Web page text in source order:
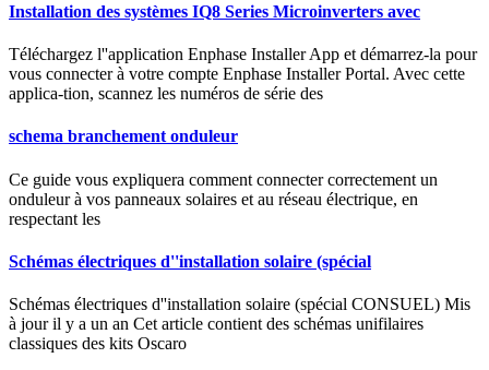
Installation des systèmes IQ8 Series Microinverters avec
Téléchargez l''application Enphase Installer App et démarrez-la pour
vous connecter à votre compte Enphase Installer Portal. Avec cette
applica-tion, scannez les numéros de série des
schema branchement onduleur
Ce guide vous expliquera comment connecter correctement un
onduleur à vos panneaux solaires et au réseau électrique, en
respectant les
Schémas électriques d''installation solaire (spécial
Schémas électriques d''installation solaire (spécial CONSUEL) Mis
à jour il y a un an Cet article contient des schémas unifilaires
classiques des kits Oscaro